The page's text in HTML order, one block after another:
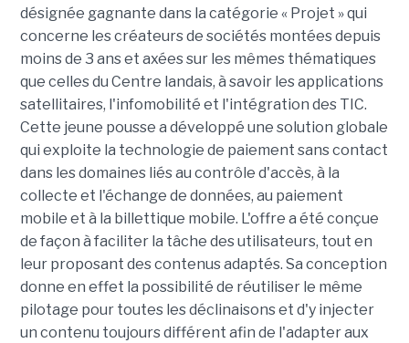
désignée gagnante dans la catégorie « Projet » qui
concerne les créateurs de sociétés montées depuis
moins de 3 ans et axées sur les mêmes thématiques
que celles du Centre landais, à savoir les applications
satellitaires, l'infomobilité et l'intégration des TIC.
Cette jeune pousse a développé une solution globale
qui exploite la technologie de paiement sans contact
dans les domaines liés au contrôle d'accès, à la
collecte et l'échange de données, au paiement
mobile et à la billettique mobile. L'offre a été conçue
de façon à faciliter la tâche des utilisateurs, tout en
leur proposant des contenus adaptés. Sa conception
donne en effet la possibilité de réutiliser le même
pilotage pour toutes les déclinaisons et d'y injecter
un contenu toujours différent afin de l'adapter aux